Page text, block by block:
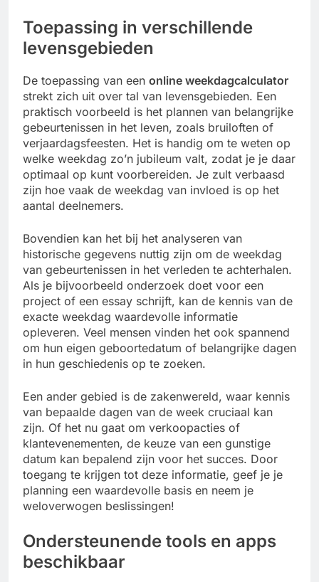
Toepassing in verschillende
levensgebieden
De toepassing van een online weekdagcalculator
strekt zich uit over tal van levensgebieden. Een
praktisch voorbeeld is het plannen van belangrijke
gebeurtenissen in het leven, zoals bruiloften of
verjaardagsfeesten. Het is handig om te weten op
welke weekdag zo’n jubileum valt, zodat je je daar
optimaal op kunt voorbereiden. Je zult verbaasd
zijn hoe vaak de weekdag van invloed is op het
aantal deelnemers.
Bovendien kan het bij het analyseren van
historische gegevens nuttig zijn om de weekdag
van gebeurtenissen in het verleden te achterhalen.
Als je bijvoorbeeld onderzoek doet voor een
project of een essay schrijft, kan de kennis van de
exacte weekdag waardevolle informatie
opleveren. Veel mensen vinden het ook spannend
om hun eigen geboortedatum of belangrijke dagen
in hun geschiedenis op te zoeken.
Een ander gebied is de zakenwereld, waar kennis
van bepaalde dagen van de week cruciaal kan
zijn. Of het nu gaat om verkoopacties of
klantevenementen, de keuze van een gunstige
datum kan bepalend zijn voor het succes. Door
toegang te krijgen tot deze informatie, geef je je
planning een waardevolle basis en neem je
weloverwogen beslissingen!
Ondersteunende tools en apps
beschikbaar